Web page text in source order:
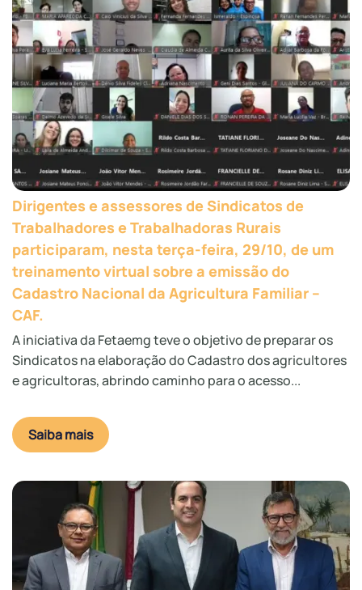
Dirigentes e assessores de Sindicatos de
Trabalhadores e Trabalhadoras Rurais
participaram, nesta terça-feira, 29/10, de um
treinamento virtual sobre a emissão do
Cadastro Nacional da Agricultura Familiar –
CAF.
A iniciativa da Fetaemg teve o objetivo de preparar os
Sindicatos na elaboração do Cadastro dos agricultores
e agricultoras, abrindo caminho para o acesso...
Saiba mais